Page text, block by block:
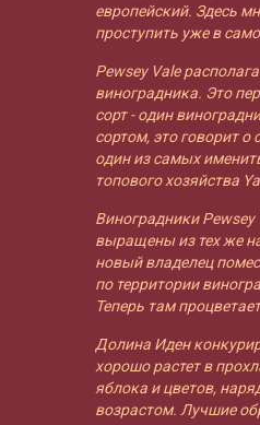
европейский. Здесь
проступить уже в
Pewsey Vale
виноградника. Это
сорт - один
сортом, это говорит
один из самых
топового хозяйства
Виноградники
выращены из тех же
новый владелец
по территории
Теперь там
Долина Иден
хорошо растет в
яблока и цветов,
возрастом. Лучшие